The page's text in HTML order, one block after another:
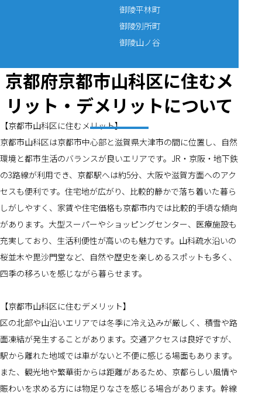
御陵平林町
御陵別所町
御陵山ノ谷
京都府京都市山科区に住むメ
リット・デメリットについて
【京都市山科区に住むメリット】
京都市山科区は京都市中心部と滋賀県大津市の間に位置し、自然
環境と都市生活のバランスが良いエリアです。JR・京阪・地下鉄
の3路線が利用でき、京都駅へは約5分、大阪や滋賀方面へのアク
セスも便利です。住宅地が広がり、比較的静かで落ち着いた暮ら
しがしやすく、家賃や住宅価格も京都市内では比較的手頃な傾向
があります。大型スーパーやショッピングセンター、医療施設も
充実しており、生活利便性が高いのも魅力です。山科疏水沿いの
桜並木や毘沙門堂など、自然や歴史を楽しめるスポットも多く、
四季の移ろいを感じながら暮らせます。
【京都市山科区に住むデメリット】
区の北部や山沿いエリアでは冬季に冷え込みが厳しく、積雪や路
面凍結が発生することがあります。交通アクセスは良好ですが、
駅から離れた地域では車がないと不便に感じる場面もあります。
また、観光地や繁華街からは距離があるため、京都らしい風情や
賑わいを求める方には物足りなさを感じる場合があります。幹線